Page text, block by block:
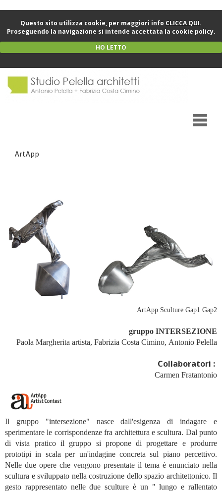
Questo sito utilizza cookie, per maggiori info CLICCA QUI.
Proseguendo la navigazione si intende accettata la cookie policy.
HO LETTO
ArtApp
ArtApp Sculture Gap1 Gap2
gruppo INTERSEZIONE
Paola Margherita artista, Fabrizia Costa Cimino, Antonio Pelella
Collaboratori :
Carmen Fratantonio
Il gruppo "intersezione" nasce dall'esigenza di indagare e
sperimentare le corrispondenze fra architettura e scultura. Dal punto
di vista pratico il gruppo si propone di progettare e produrre
prototipi in scala per un'indagine concreta sul piano percettivo.
Nelle due opere che vengono presentate il tema è enunciato nella
scultura e sviluppato nella costruzione dello spazio architettonico. Il
gesto rappresentato nelle due sculture è un " lungo e rallentato